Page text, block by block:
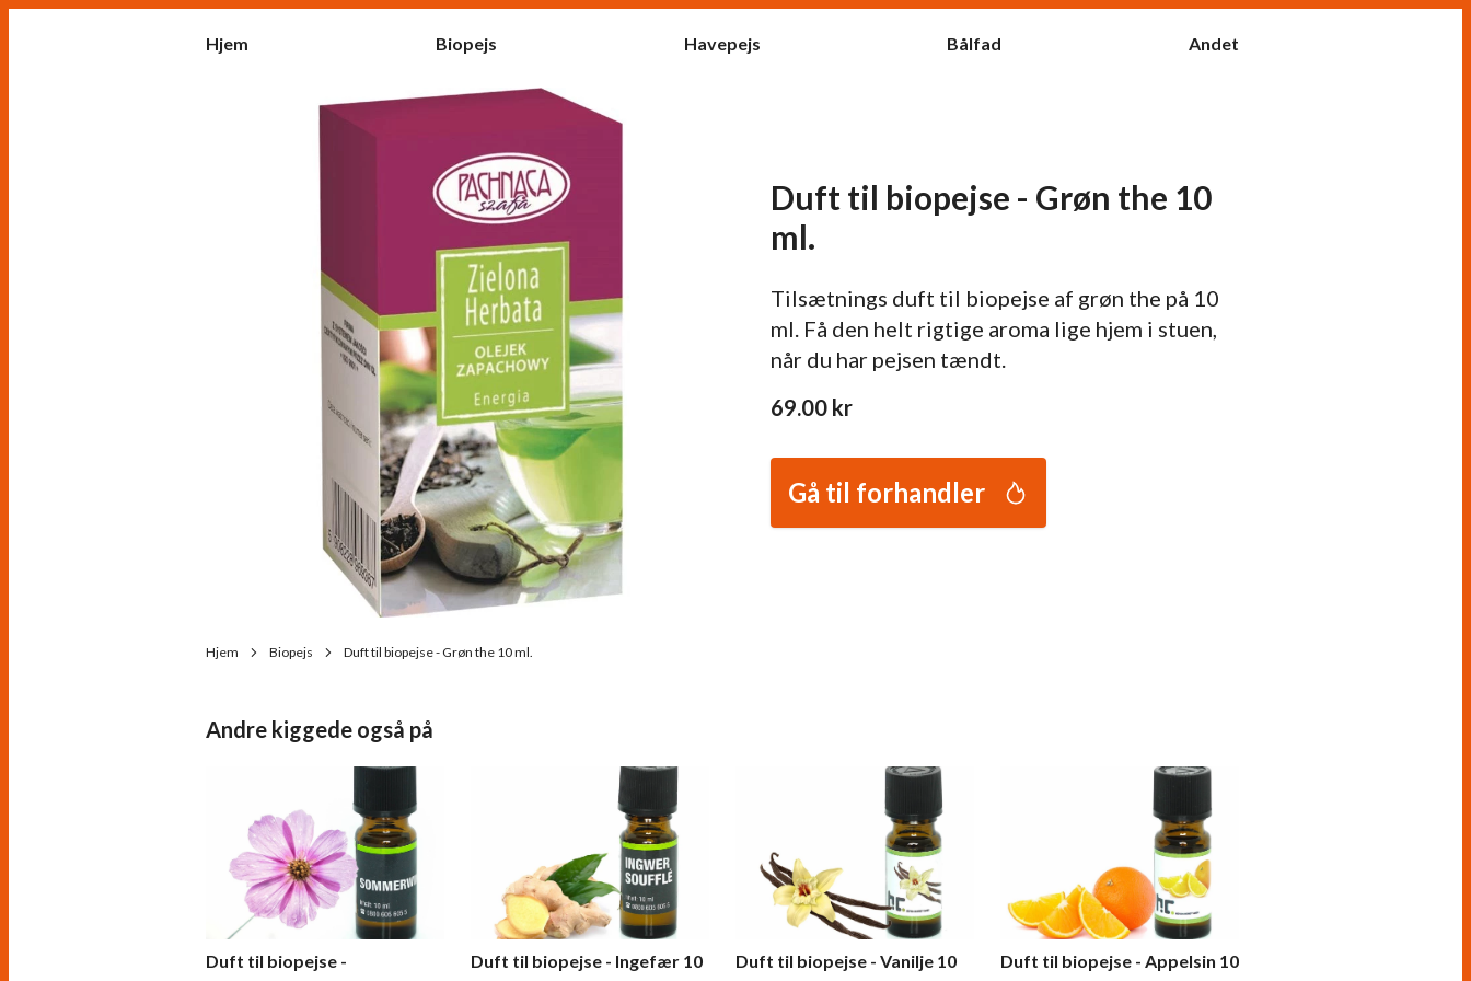
Hjem Biopejs Havepejs Bålfad Andet
Duft til biopejse - Grøn the 10
ml.
Tilsætnings duft til biopejse af grøn the på 10
ml. Få den helt rigtige aroma lige hjem i stuen,
når du har pejsen tændt.
69.00 kr
Gå til forhandler
Hjem Biopejs Duft til biopejse - Grøn the 10 ml.
Andre kiggede også på
Duft til biopejse -
Duft til biopejse - Ingefær 10
Duft til biopejse - Vanilje 10
Duft til biopejse - Appelsin 10